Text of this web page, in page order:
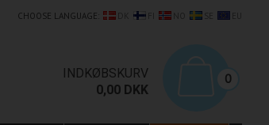
CHOOSE LANGUAGE:
INDKØBSKURV 0
0,00 DKK